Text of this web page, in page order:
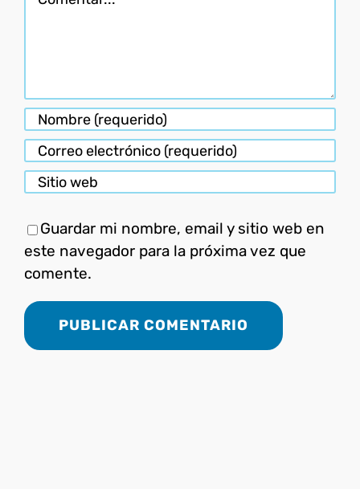
Guardar mi nombre, email y sitio web en
este navegador para la próxima vez que
comente.